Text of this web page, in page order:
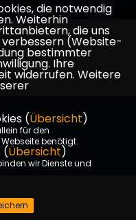
Kontakt
die notwendig
Weiterhin
die uns
(Website-
bestimmter
Ihre
widerrufen. Weitere
(Übersicht)
für den
benötigt.
(Übersicht)
wir Dienste und